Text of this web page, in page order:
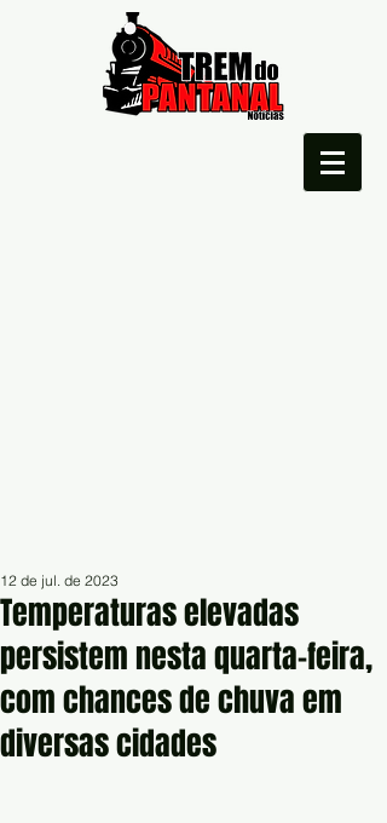
Temperaturas elevadas
persistem nesta quarta-feira,
com chances de chuva em
diversas cidades
12 de jul. de 2023